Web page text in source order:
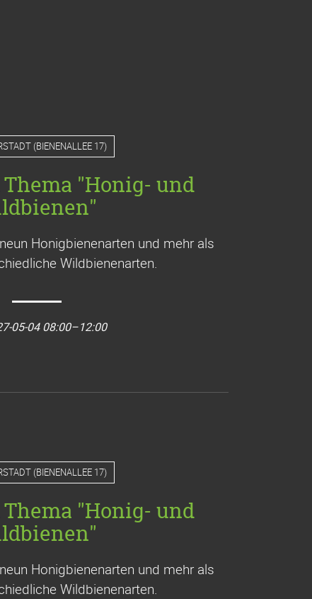
(BIENENALLEE 17)
"Honig- und
Honigbienenarten und mehr als
Wildbienenarten.
05-04 08:00–12:00
(BIENENALLEE 17)
"Honig- und
Honigbienenarten und mehr als
Wildbienenarten.